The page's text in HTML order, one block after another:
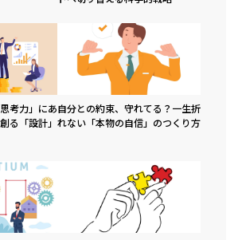
考力」にあ
る「設計」
自分との約束、守れてる？一生折
れない「本物の自信」のつくり方